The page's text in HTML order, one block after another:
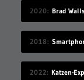
2020
2018
2022